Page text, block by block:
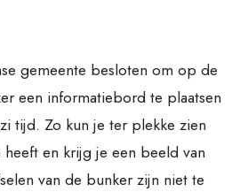
gemeente besloten om op de
een informatiebord te plaatsen
tijd. Zo kun je ter plekke zien
en krijg je een beeld van
van de bunker zijn niet te